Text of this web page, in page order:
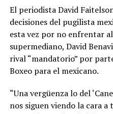
El periodista David
decisiones del pugilista
esta vez por no enfrentar
supermediano, David
rival “mandatorio” por
Boxeo para el mexicano.
“Una vergüenza lo del
nos siguen viendo la cara a